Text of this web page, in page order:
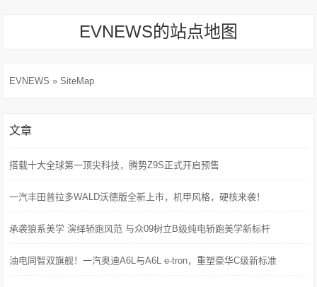
EVNEWS的站点地图
EVNEWS» SiteMap
文章
搭载十大全球第一顶尖科技，腾势Z9S正式开启预售
一汽丰田普拉多WALD沃德版全新上市，机甲风格，硬核来袭！
承袭狼系美学 演绎轿跑风范 与众09树立B级纯电轿跑美学新标杆
油电同智双旗舰！一汽奥迪A6L与A6L e-tron，重塑豪华C级新标准